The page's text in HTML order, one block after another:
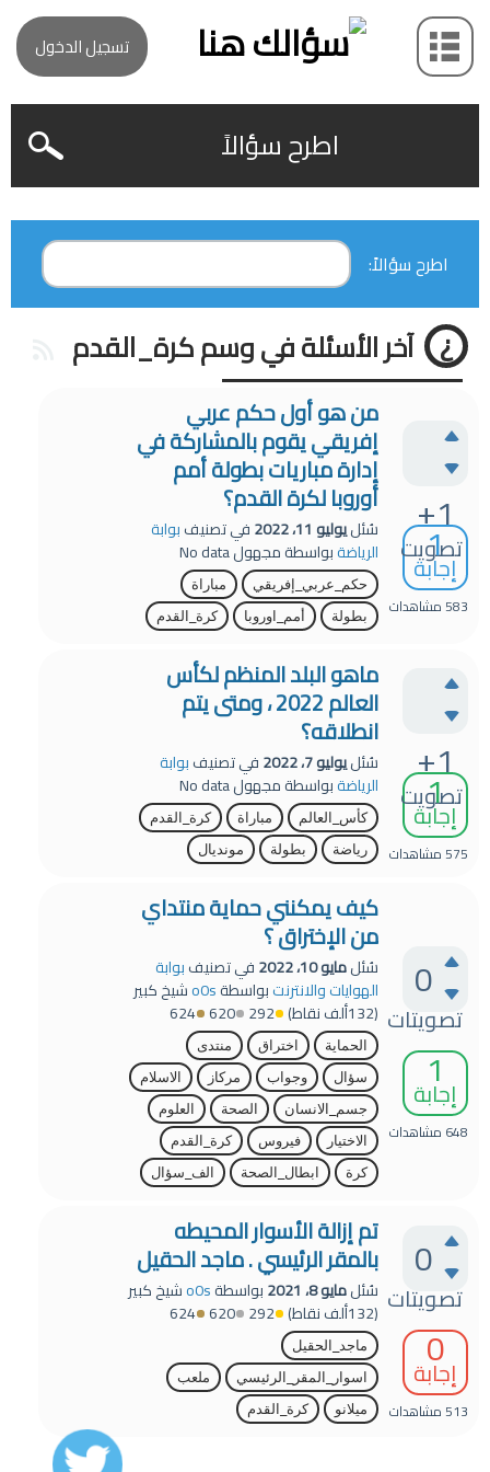
تسجيل الدخول
اطرح سؤالاً
اطرح سؤالاً:
آخر الأسئلة في وسم كرة_القدم
+1
تصويت
1
إجابة
583مشاهدات
من هو أول حكم عربي
إفريقي يقوم بالمشاركة في
إدارة مباريات بطولة أمم
أوروبا لكرة القدم؟
سُئليوليو 11، 2022 في تصنيفبوابة
الرياضةبواسطةمجهولNo data
حكم_عربي_إفريقي
مباراة
بطولة
أمم_اوروبا كرة_القدم
+1
تصويت
1
إجابة
575مشاهدات
ماهو البلد المنظم لكأس
العالم 2022 ، ومتى يتم
انطلاقه؟
سُئليوليو 7، 2022 في تصنيفبوابة
الرياضةبواسطةمجهولNo data
كأس_العالم مباراة
كرة_القدم
رياضة
بطولة مونديال
0
تصويتات
1
إجابة
648 مشاهدات
كيف يمكنني حماية منتداي
من الإختراق ؟
سُئلمايو 10، 2022 في تصنيفبوابة
الهوايات والانترنتبواسطةo0sشيخ كبير
(132ألف نقاط) 292
620
624
الحماية اختراق
منتدى
سؤال
وجواب مركاز
الاسلام
جسم_الانسان
الصحة
العلوم
الاختيار
فيروس
كرة_القدم
كرة
ابطال_الصحة الف_سؤال
0
تصويتات
0
إجابة
513مشاهدات
تم إزالة الأسوار المحيطه
بالمقر الرئيسي . ماجد الحقيل
سُئلمايو 8، 2021 بواسطةo0sشيخ كبير
(132ألف نقاط) 292
620
624
ماجد_الحقيل
اسوار_المقر_الرئيسي
ملعب
ميلانو
كرة_القدم